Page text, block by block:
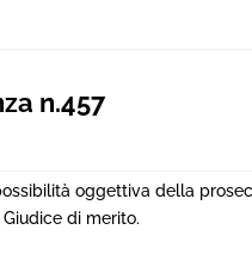
n.457
oggettiva della
di merito.